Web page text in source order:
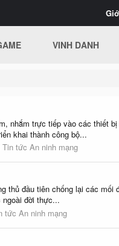
VINH DANH
nhắm trực tiếp vào các thiết
khai thành công bộ...
Tin tức An ninh mạng
thủ đầu tiên chống lại các
đời thực...
tức An ninh mạng